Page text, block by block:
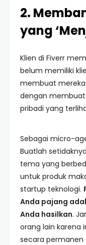
2.
yang
Klien di Fiverr
belum memiliki
membuat
dengan
pribadi yang
Sebagai micro-
Buatlah
tema yang
untuk produk
startup teknologi.
Anda pajang
Anda hasilkan.
orang lain karena
secara permanen